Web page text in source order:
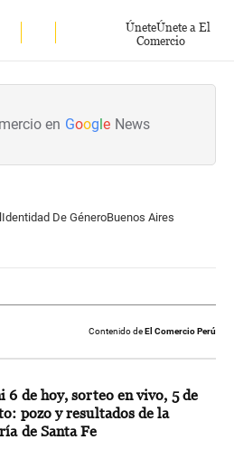
ÚneteÚnete a El
Comercio
en Google News
Identidad De GéneroBuenos Aires
Contenido deEl Comercio Perú
6 de hoy, sorteo en vivo, 5 de
pozo y resultados de la
de Santa Fe